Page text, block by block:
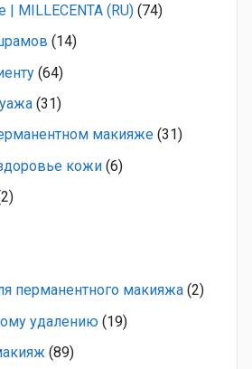
| MILLECENTA (RU) (74)
(14)
(64)
(31)
макияже (31)
кожи (6)
перманентного макияжа (2)
удалению (19)
(89)